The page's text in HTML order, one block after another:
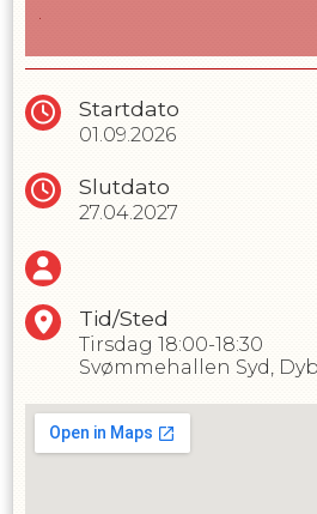
.
Startdato
01.09.2026
Slutdato
27.04.2027
Tid/Sted
Tirsdag 18:00-18:30
Svømmehallen Syd,